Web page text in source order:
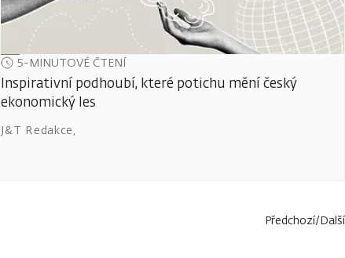
5-MINUTOVÉ ČTENÍ
Inspirativní podhoubí, které potichu mění český
ekonomický les
J&T Redakce,
Předchozí/Další